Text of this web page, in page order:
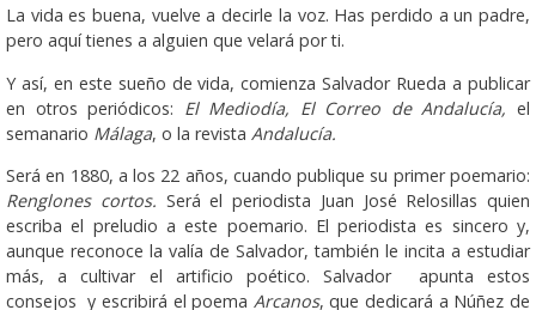
La vida es buena, vuelve a decirle la voz. Has perdido a un padre,
pero aquí tienes a alguien que velará por ti.
Y así, en este sueño de vida, comienza Salvador Rueda a publicar
en otros periódicos: El Mediodía, El Correo de Andalucía, el
semanario Málaga, o la revista Andalucía.
Será en 1880, a los 22 años, cuando publique su primer poemario:
Renglones cortos. Será el periodista Juan José Relosillas quien
escriba el preludio a este poemario. El periodista es sincero y,
aunque reconoce la valía de Salvador, también le incita a estudiar
más, a cultivar el artificio poético. Salvador apunta estos
consejos y escribirá el poema Arcanos, que dedicará a Núñez de